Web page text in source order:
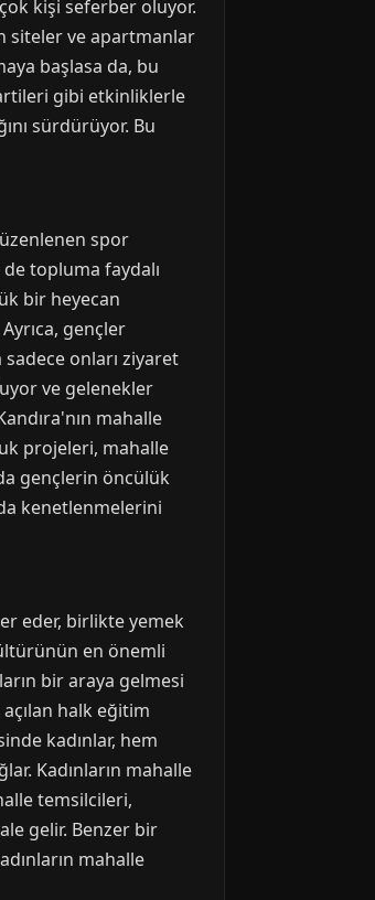
kişi seferber oluyor.
siteler ve apartmanlar
başlasa da, bu
gibi etkinliklerle
sürdürüyor. Bu
spor
topluma faydalı
bir heyecan
gençler
onları ziyaret
ve gelenekler
mahalle
projeleri, mahalle
gençlerin öncülük
kenetlenmelerini
eder, birlikte yemek
en önemli
bir araya gelmesi
halk eğitim
kadınlar, hem
Kadınların mahalle
temsilcileri,
gelir. Benzer bir
mahalle